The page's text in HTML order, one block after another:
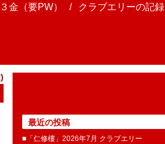
金（要PW）
クラブエリーの記録
最近の投稿
■「仁修樓」2026年7月 クラブエリー